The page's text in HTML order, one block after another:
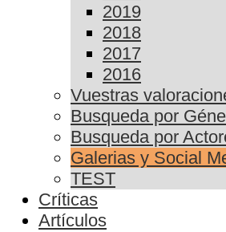
2019
2018
2017
2016
Vuestras
Busqueda por
Busqueda por
Galerias y Social
TEST
Críticas
Artículos